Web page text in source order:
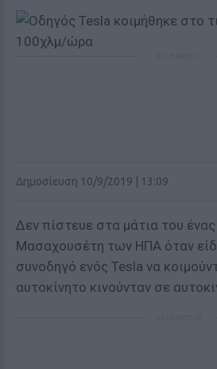
Δημοσίευση 10/9/2019 | 13:09
Δεν πίστευε στα μάτια του
Μασαχουσέτη των ΗΠΑ όταν
συνοδηγό ενός Tesla να
αυτοκίνητο κινούνταν σε